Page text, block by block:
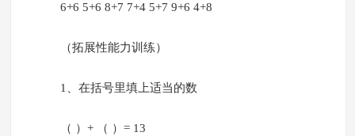
6+6 5+6 8+7 7+4 5+7 9+6 4+8
（拓展性能力训练）
1、在括号里填上适当的数
（ ）+ （ ）= 13